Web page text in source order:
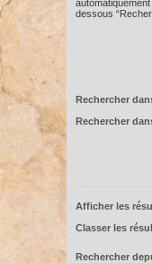
dessous
Rechercher
Rechercher
Afficher les
Classer les
Rechercher